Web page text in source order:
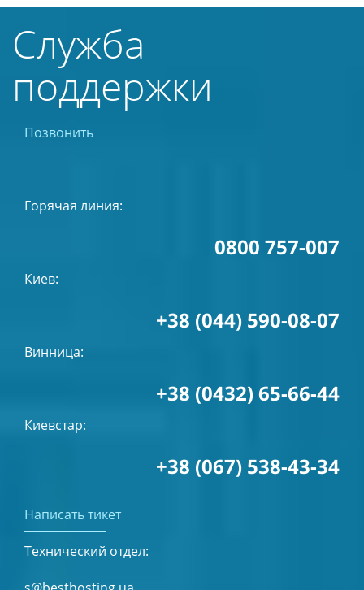
Служба
поддержки
Позвонить
Горячая линия:
0800 757-007
Киев:
+38 (044) 590-08-07
Винница:
+38 (0432) 65-66-44
Киевстар:
+38 (067) 538-43-34
Написать тикет
Технический отдел: